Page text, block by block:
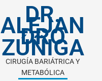
DR.
ALEJAN
DRO
ZÚÑIGA
CIRUGÍA BARIÁTRICA Y
METABÓLICA